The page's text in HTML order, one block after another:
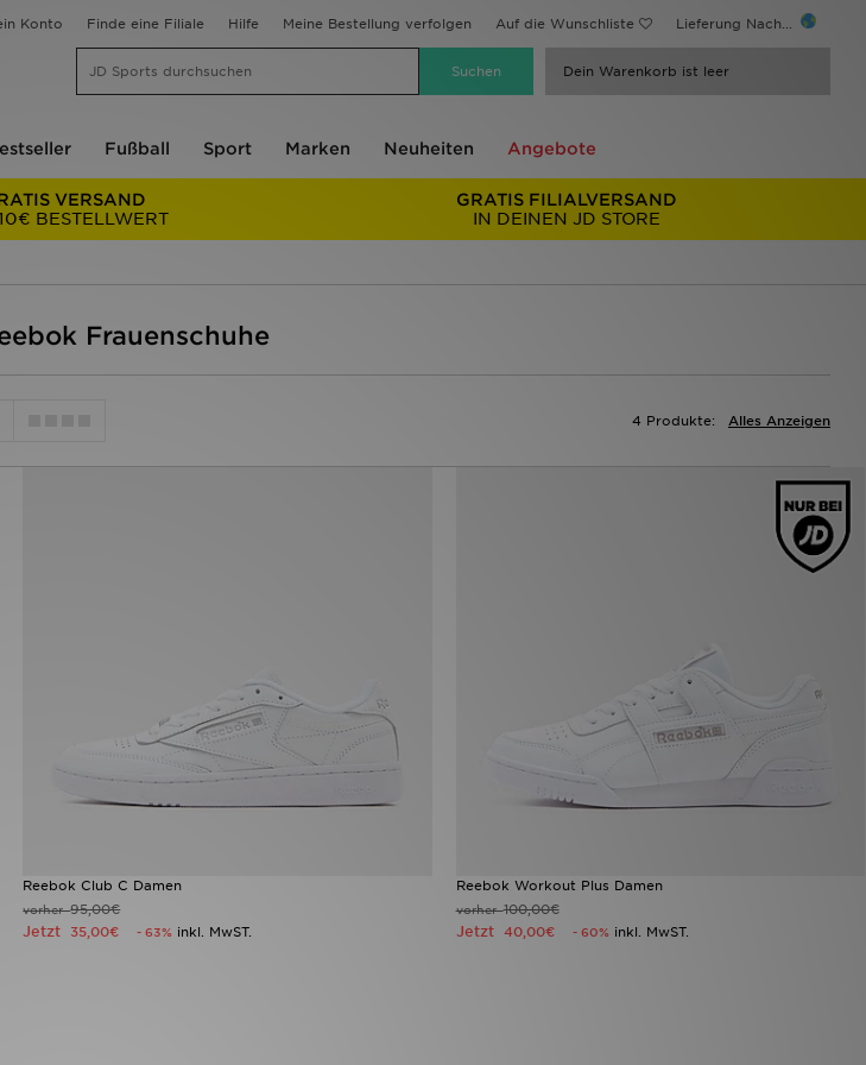
Konto Finde eine Filiale Hilfe Meine Bestellung verfolgen Auf die Wunschliste Lieferung Nach...
Dein Warenkorb ist leer
Fußball Sport Marken Neuheiten Angebote
VERSAND
BESTELLWERT
GRATIS FILIALVERSAND
IN DEINEN JD STORE
Frauenschuhe
Alles Anzeigen
4 Produkte:
Reebok Club C Damen
vorher95,00€
Jetzt 35,00€ - 63% inkl. MwST.
Reebok Workout Plus Damen
vorher100,00€
Jetzt 40,00€ - 60% inkl. MwST.